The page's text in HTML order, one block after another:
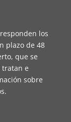
los
plazo de 48
que se
tratan e
sobre